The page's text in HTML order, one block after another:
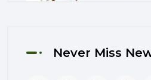
Never Miss